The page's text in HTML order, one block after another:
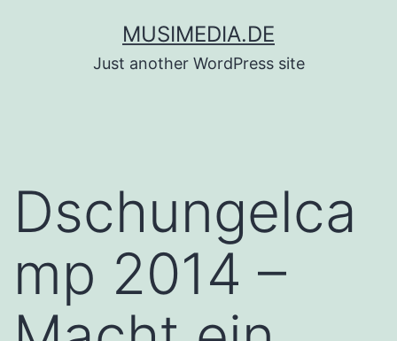
MUSIMEDIA.DE
Just another WordPress site
Dschungelca
mp 2014 –